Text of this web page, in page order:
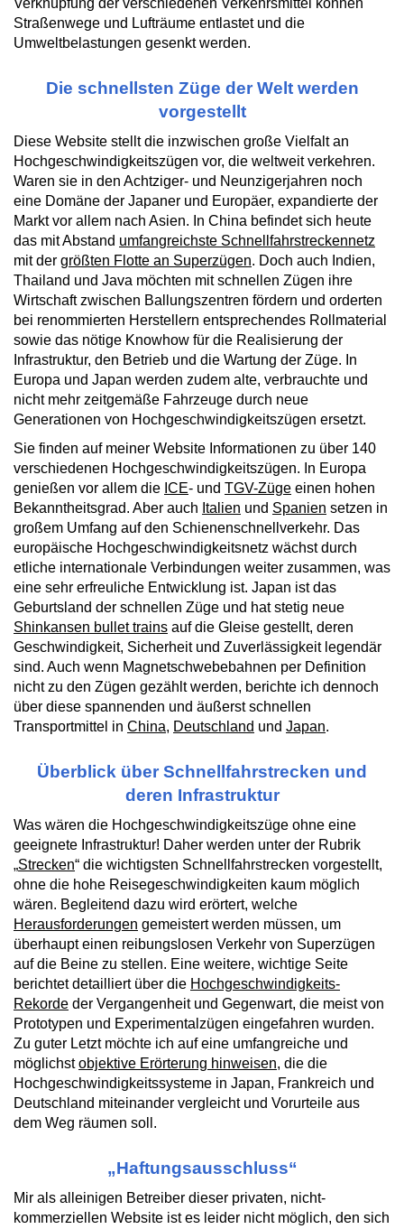
Verknüpfung der verschiedenen Verkehrsmittel können
Straßenwege und Lufträume entlastet und die
Umweltbelastungen gesenkt werden.
Die schnellsten Züge der Welt werden
vorgestellt
Diese Website stellt die inzwischen große Vielfalt an
Hochgeschwindigkeitszügen vor, die weltweit verkehren.
Waren sie in den Achtziger- und Neunzigerjahren noch
eine Domäne der Japaner und Europäer, expandierte der
Markt vor allem nach Asien. In China befindet sich heute
das mit Abstand umfangreichste Schnellfahrstreckennetz
mit der größten Flotte an Superzügen. Doch auch Indien,
Thailand und Java möchten mit schnellen Zügen ihre
Wirtschaft zwischen Ballungszentren fördern und orderten
bei renommierten Herstellern entsprechendes Rollmaterial
sowie das nötige Knowhow für die Realisierung der
Infrastruktur, den Betrieb und die Wartung der Züge. In
Europa und Japan werden zudem alte, verbrauchte und
nicht mehr zeitgemäße Fahrzeuge durch neue
Generationen von Hochgeschwindigkeitszügen ersetzt.
Sie finden auf meiner Website Informationen zu über 140
verschiedenen Hochgeschwindigkeitszügen. In Europa
genießen vor allem die ICE- und TGV-Züge einen hohen
Bekanntheitsgrad. Aber auch Italien und Spanien setzen in
großem Umfang auf den Schienenschnellverkehr. Das
europäische Hochgeschwindigkeitsnetz wächst durch
etliche internationale Verbindungen weiter zusammen, was
eine sehr erfreuliche Entwicklung ist. Japan ist das
Geburtsland der schnellen Züge und hat stetig neue
Shinkansen bullet trains auf die Gleise gestellt, deren
Geschwindigkeit, Sicherheit und Zuverlässigkeit legendär
sind. Auch wenn Magnetschwebebahnen per Definition
nicht zu den Zügen gezählt werden, berichte ich dennoch
über diese spannenden und äußerst schnellen
Transportmittel in China, Deutschland und Japan.
Überblick über Schnellfahrstrecken und
deren Infrastruktur
Was wären die Hochgeschwindigkeitszüge ohne eine
geeignete Infrastruktur! Daher werden unter der Rubrik
„Strecken“ die wichtigsten Schnellfahrstrecken vorgestellt,
ohne die hohe Reisegeschwindigkeiten kaum möglich
wären. Begleitend dazu wird erörtert, welche
Herausforderungen gemeistert werden müssen, um
überhaupt einen reibungslosen Verkehr von Superzügen
auf die Beine zu stellen. Eine weitere, wichtige Seite
berichtet detailliert über die Hochgeschwindigkeits-
Rekorde der Vergangenheit und Gegenwart, die meist von
Prototypen und Experimentalzügen eingefahren wurden.
Zu guter Letzt möchte ich auf eine umfangreiche und
möglichstobjektive Erörterung hinweisen, die die
Hochgeschwindigkeitssysteme in Japan, Frankreich und
Deutschland miteinander vergleicht und Vorurteile aus
dem Weg räumen soll.
„Haftungsausschluss“
Mir als alleinigen Betreiber dieser privaten, nicht-
kommerziellen Website ist es leider nicht möglich, den sich